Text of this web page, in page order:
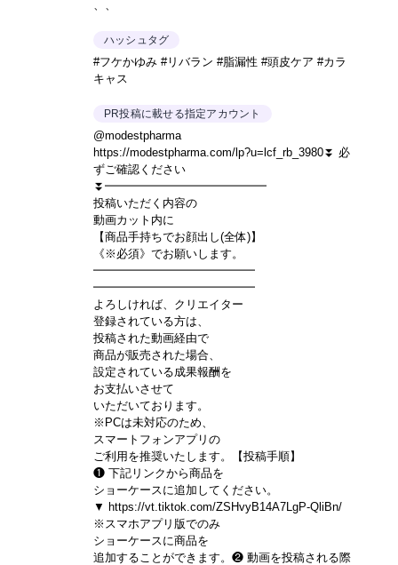
、、
ハッシュタグ
#フケかゆみ #リバラン #脂漏性 #頭皮ケア #カラ
キャス
PR投稿に載せる指定アカウント
@modestpharma
https://modestpharma.com/lp?u=lcf_rb_3980⏬️ 必
ずご確認ください
⏬️━━━━━━━━━━━━━━
投稿いただく内容の
動画カット内に
【商品手持ちでお顔出し(全体)】
《※必須》でお願いします。
━━━━━━━━━━━━━━
━━━━━━━━━━━━━━
よろしければ、クリエイター
登録されている方は、
投稿された動画経由で
商品が販売された場合、
設定されている成果報酬を
お支払いさせて
いただいております。
※PCは未対応のため、
スマートフォンアプリの
ご利用を推奨いたします。【投稿手順】
❶ 下記リンクから商品を
ショーケースに追加してください。
▼ https://vt.tiktok.com/ZSHvyB14A7LgP-QliBn/
※スマホアプリ版でのみ
ショーケースに商品を
追加することができます。❷ 動画を投稿される際